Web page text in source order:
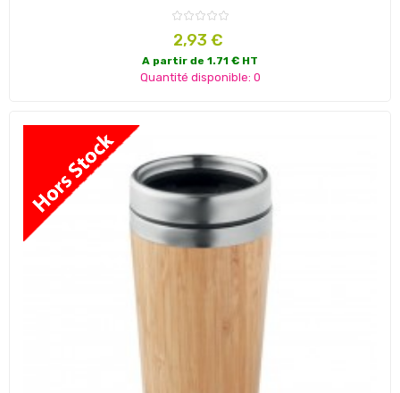
Prix
2,93 €
A partir de 1.71 € HT
Quantité disponible: 0